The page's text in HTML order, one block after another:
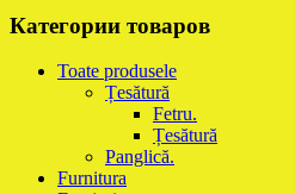
Категории товаров
Toate produsele
Țesătură
Fetru.
Țesătură
Panglică.
Furnitura